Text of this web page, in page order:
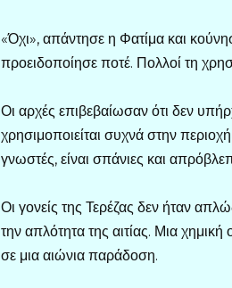
«Όχι», απάντησε η Φατίμα και
προειδοποίησε ποτέ. Πολλοί τη
Οι αρχές επιβεβαίωσαν ότι δεν
χρησιμοποιείται συχνά στην
γνωστές, είναι σπάνιες και
Οι γονείς της Τερέζας δεν ήταν
την απλότητα της αιτίας. Μια
σε μια αιώνια παράδοση.